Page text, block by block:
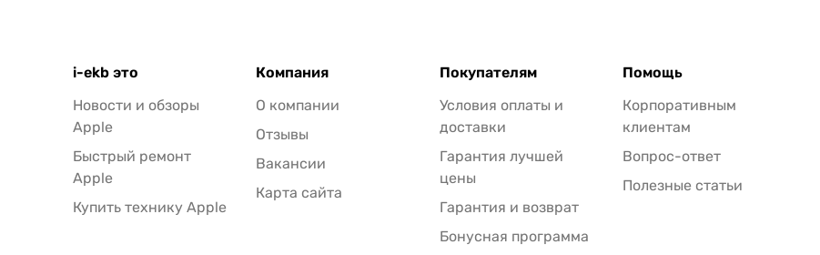
i-ekb это
Новости и обзоры
Apple
Быстрый ремонт
Apple
Купить технику Apple
Компания
О компании
Отзывы
Вакансии
Карта сайта
Покупателям
Условия оплаты и
доставки
Гарантия лучшей
цены
Гарантия и возврат
Бонусная программа
Помощь
Корпоративным
клиентам
Вопрос-ответ
Полезные статьи